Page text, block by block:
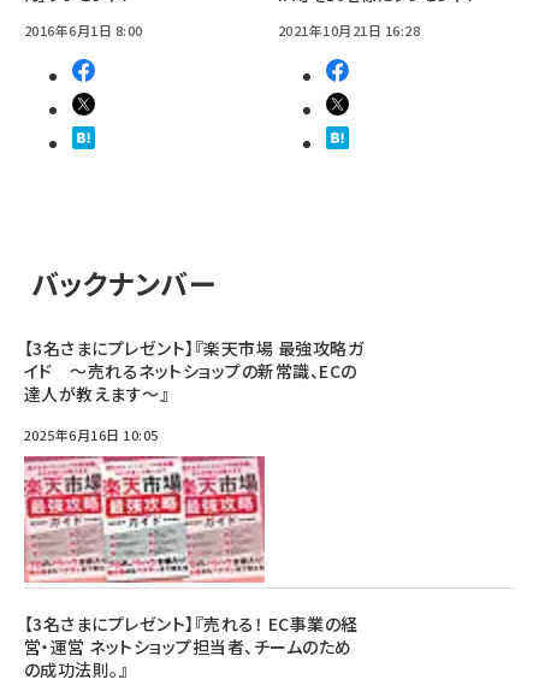
2016年6月1日 8:00 2021年10月21日 16:28
バックナンバー
【3名さまにプレゼント】『楽天市場 最強攻略ガ
イド ～売れるネットショップの新常識、ECの
達人が教えます～』
2025年6月16日 10:05
【3名さまにプレゼント】『売れる！ EC事業の経
営・運営 ネットショップ担当者、チームのため
の成功法則。』